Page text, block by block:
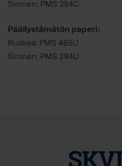
Sininen: PMS 294C
Päällystämätön paperi:
Ruskea: PMS 465U
Sininen: PMS 294U